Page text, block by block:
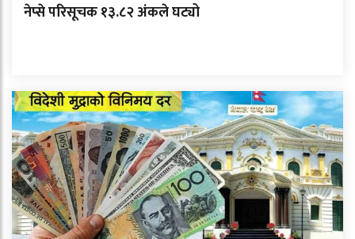
नेप्से परिसूचक १३.८२ अंकले घट्यो